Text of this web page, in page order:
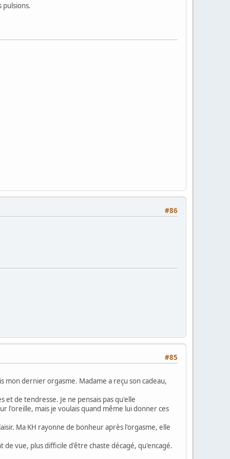
pulsions.
#86
#85
mon dernier orgasme. Madame a reçu son cadeau,
et de tendresse. Je ne pensais pas qu'elle
l'oreille, mais je voulais quand même lui donner ces
Ma KH rayonne de bonheur après l'orgasme, elle
de vue, plus difficile d'être chaste décagé, qu'encagé.